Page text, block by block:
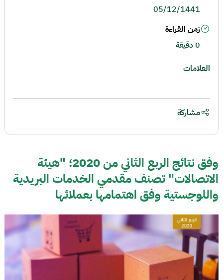
وفق نتائج الربع الثاني من 2020؛ "هيئة
الاتصالات" تصنف مقدمي الخدمات البريدية
واللوجستية وفق اهتمامها بعملائها
05/12/1441
زمن القراءة
0 دقيقة
العلامات
مشاركة